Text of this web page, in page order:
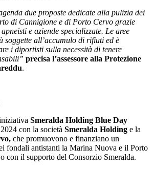
due proposte dedicate alla pulizia dei
di Cannigione e di Porto Cervo grazie
e aziende specializzate. Le aree
soggette all’accumulo di rifiuti ed è
i diportisti sulla necessità di tenere
precisa l’assessore alla Protezione
.
Smeralda Holding Blue Day
con la società Smeralda Holding e la
che promuovono e finanziano un
fondali antistanti la Marina Nuova e il Porto
con il supporto del Consorzio Smeralda.